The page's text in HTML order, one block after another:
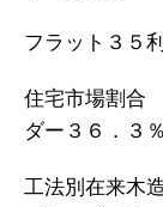
フラット３
住宅市場割
ダー３６．３
工法別在来